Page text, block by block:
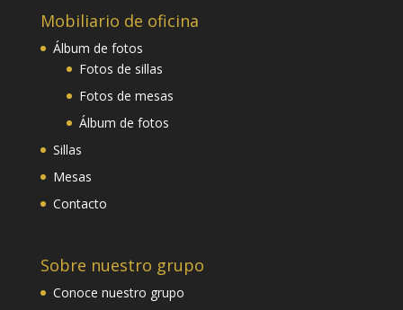
Mobiliario de oficina
Álbum de fotos
Fotos de sillas
Fotos de mesas
Álbum de fotos
Sillas
Mesas
Contacto
Sobre nuestro grupo
Conoce nuestro grupo